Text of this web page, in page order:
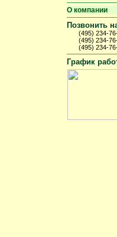
О компании
Позвонить
(495) 234-
(495) 234-
(495) 234-
График